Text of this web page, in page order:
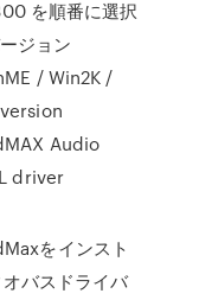
を順番に選択
ジョン
/ Win2K /
Audio
driver
をインスト
バスドライバ